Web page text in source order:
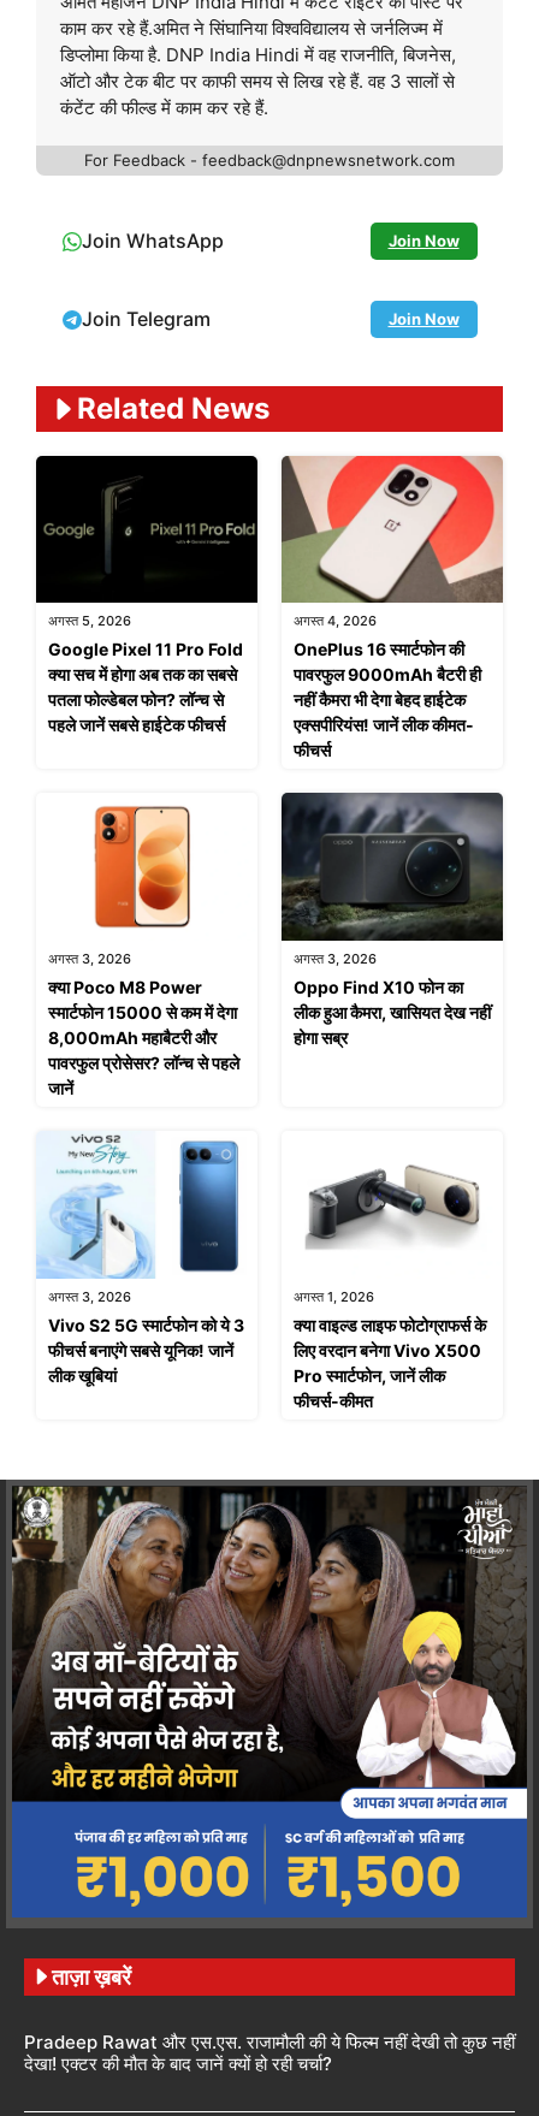
काम कर रहे हैं.अमित ने सिंघानिया विश्वविद्यालय से जर्नलिज्म में
डिप्लोमा किया है. DNP India Hindi में वह राजनीति, बिजनेस,
ऑटो और टेक बीट पर काफी समय से लिख रहे हैं. वह 3 सालों से
कंटेंट की फील्ड में काम कर रहे हैं.
For Feedback - feedback@dnpnewsnetwork.com
Join WhatsApp Join Now
Join Telegram Join Now
Related News
अगस्त 5, 2026
Google Pixel 11 Pro Fold
क्या सच में होगा अब तक का सबसे
पतला फोल्डेबल फोन? लॉन्च से
पहले जानें सबसे हाईटेक फीचर्स
अगस्त 4, 2026
OnePlus 16 स्मार्टफोन की
पावरफुल 9000mAh बैटरी ही
नहीं कैमरा भी देगा बेहद हाईटेक
एक्सपीरियंस! जानें लीक कीमत-
फीचर्स
अगस्त 3, 2026
क्या Poco M8 Power
स्मार्टफोन 15000 से कम में देगा
8,000mAh महाबैटरी और
पावरफुल प्रोसेसर? लॉन्च से पहले
जानें
अगस्त 3, 2026
Oppo Find X10 फोन का
लीक हुआ कैमरा, खासियत देख नहीं
होगा सब्र
अगस्त 3, 2026
Vivo S2 5G स्मार्टफोन को ये 3
फीचर्स बनाएंगे सबसे यूनिक! जानें
लीक खूबियां
अगस्त 1, 2026
क्या वाइल्ड लाइफ फोटोग्राफर्स के
लिए वरदान बनेगा Vivo X500
Pro स्मार्टफोन, जानें लीक
फीचर्स-कीमत
ताज़ा ख़बरें
Pradeep Rawat और एस.एस. राजामौली की ये फिल्म नहीं देखी तो कुछ नहीं
देखा! एक्टर की मौत के बाद जानें क्यों हो रही चर्चा?